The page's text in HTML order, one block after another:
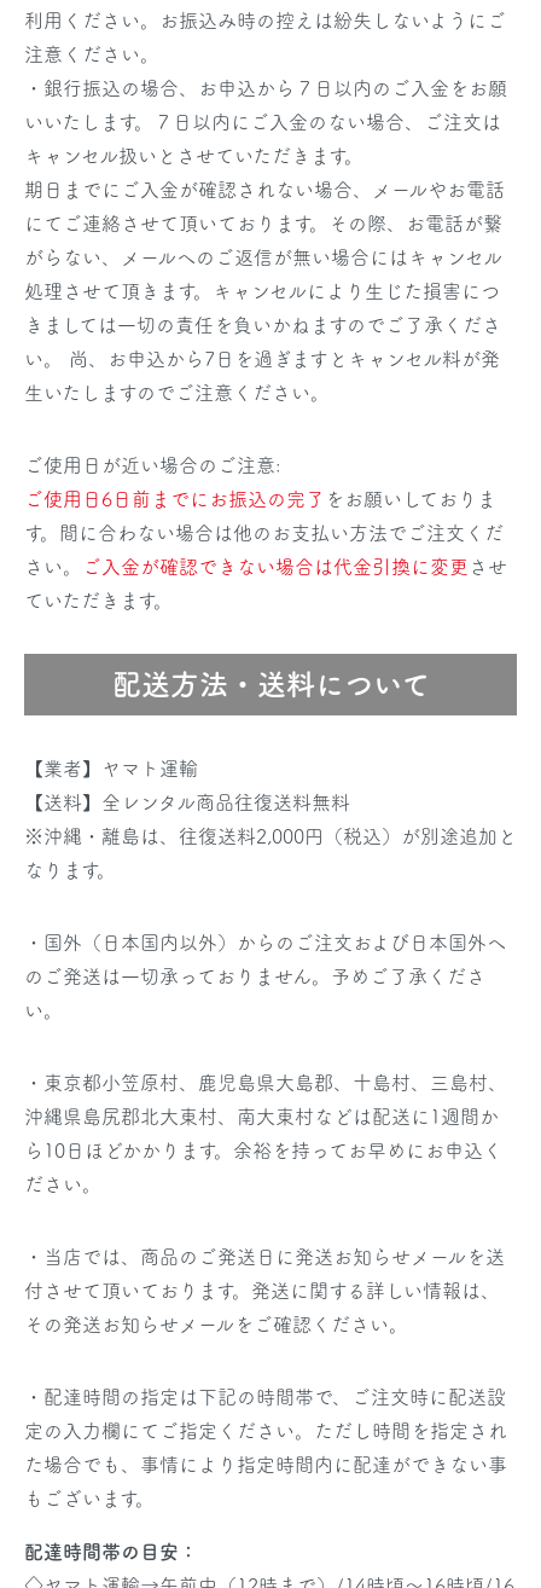
利用ください。お振込み時の控えは紛失しないようにご
注意ください。
・銀行振込の場合、お申込から７日以内のご入金をお願
いいたします。７日以内にご入金のない場合、ご注文は
キャンセル扱いとさせていただきます。
期日までにご入金が確認されない場合、メールやお電話
にてご連絡させて頂いております。その際、お電話が繋
がらない、メールへのご返信が無い場合にはキャンセル
処理させて頂きます。キャンセルにより生じた損害につ
きましては一切の責任を負いかねますのでご了承くださ
い。 尚、お申込から7日を過ぎますとキャンセル料が発
生いたしますのでご注意ください。
ご使用日が近い場合のご注意:
ご使用日6日前までにお振込の完了 をお願いしておりま
す。間に合わない場合は他のお支払い方法でご注文くだ
さい。
ご入金が確認できない場合は代金引換に変更 させ
ていただきます。
配送方法・送料について
【業者】ヤマト運輸
【送料】全レンタル商品往復送料無料
※沖縄・離島は、往復送料2,000円（税込）が別途追加と
なります。
・国外（日本国内以外）からのご注文および日本国外へ
のご発送は一切承っておりません。予めご了承くださ
い。
・東京都小笠原村、鹿児島県大島郡、十島村、三島村、
沖縄県島尻郡北大東村、南大東村などは配送に1週間か
ら10日ほどかかります。余裕を持ってお早めにお申込く
ださい。
・当店では、商品のご発送日に発送お知らせメールを送
付させて頂いております。発送に関する詳しい情報は、
その発送お知らせメールをご確認ください。
・配達時間の指定は下記の時間帯で、ご注文時に配送設
定の入力欄にてご指定ください。ただし時間を指定され
た場合でも、事情により指定時間内に配達ができない事
もございます。
配達時間帯の目安：